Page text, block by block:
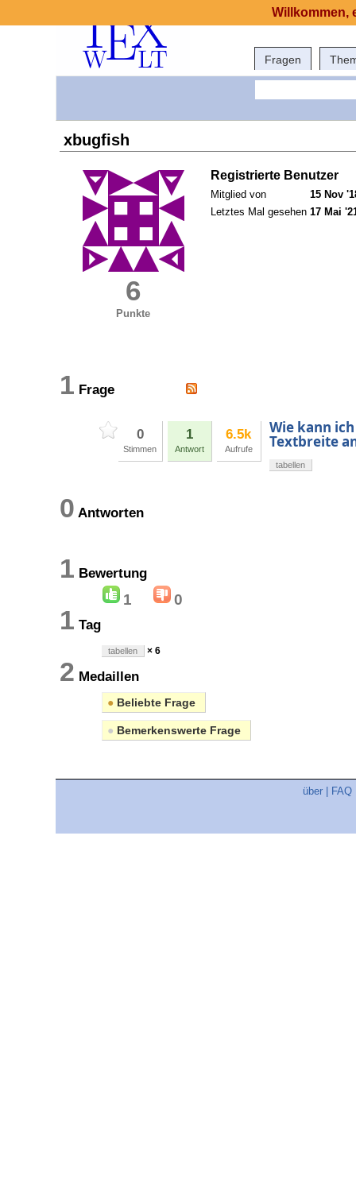
Fragen
xbugfish
6
Punkte
Registrierte Benutzer
Mitglied von
15 Nov
Letztes Mal gesehen 17 Mai
1 Frage
0
Stimmen
1
Antwort
6.5k
Aufrufe
Wie kann
Textbreite
tabellen
0 Antworten
1 Bewertung
1 0
1 Tag
tabellen × 6
2 Medaillen
● Beliebte Frage
● Bemerkenswerte Frage
über FAQ
Willkommen,